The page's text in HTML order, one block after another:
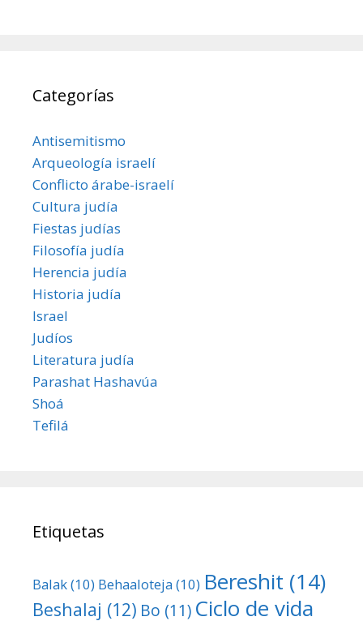
Categorías
Antisemitismo
Arqueología israelí
Conflicto árabe-israelí
Cultura judía
Fiestas judías
Filosofía judía
Herencia judía
Historia judía
Israel
Judíos
Literatura judía
Parashat Hashavúa
Shoá
Tefilá
Etiquetas
Balak(10) Behaaloteja(10) Bereshit (14)
Beshalaj (12) Bo (11) Ciclo de vida